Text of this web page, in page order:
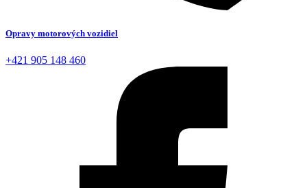
Opravy motorových vozidiel
+421 905 148 460